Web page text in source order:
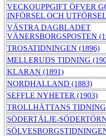
VECKOUPPGIFT ÖFVER
INFÖRSEL OCH
VÄSTRA DAGBLADET
VÄNERSBORGSPOSTEN
TROSATIDNINGEN (1896)
MELLERUDS TIDNING
KLARAN (1891)
NORDHALLAND (1883)
SEFFLE NYHETER (1903)
TROLLHÄTTANS TIDNING
SÖDERTÄLJE-